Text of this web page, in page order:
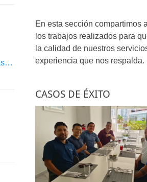
En esta sección compartimos
los trabajos realizados para
la calidad de nuestros
experiencia que nos respalda.
CASOS DE ÉXITO